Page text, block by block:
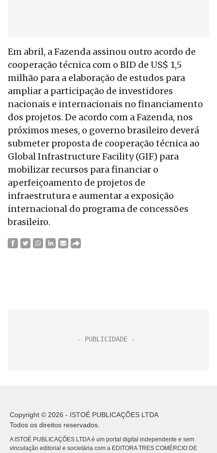
Em abril, a Fazenda assinou outro acordo de
cooperação técnica com o BID de US$ 1,5
milhão para a elaboração de estudos para
ampliar a participação de investidores
nacionais e internacionais no financiamento
dos projetos. De acordo com a Fazenda, nos
próximos meses, o governo brasileiro deverá
submeter proposta de cooperação técnica ao
Global Infrastructure Facility (GIF) para
mobilizar recursos para financiar o
aperfeiçoamento de projetos de
infraestrutura e aumentar a exposição
internacional do programa de concessões
brasileiro.
Copyright © 2026 - ISTOÉ PUBLICAÇÕES LTDA
Todos os direitos reservados.
A ISTOÉ PUBLICAÇÕES LTDA é um portal digital independente e sem
vinculação editorial e societária com a EDITORA TRES COMÉRCIO DE